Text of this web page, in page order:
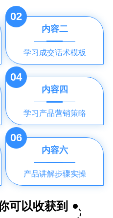
02
内容二
学习成交话术模板
04
内容四
学习产品营销策略
06
内容六
产品讲解步骤实操
可以收获到